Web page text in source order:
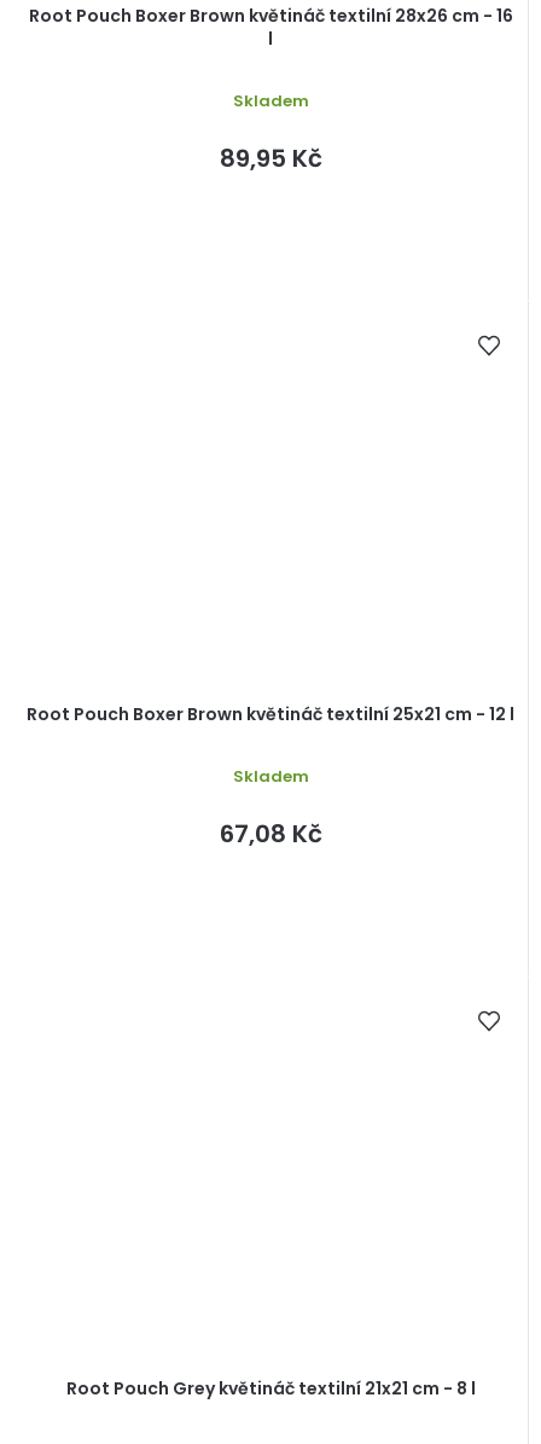
Root Pouch Boxer Brown květináč textilní 28x26 cm - 16
l
Skladem
89,95 Kč
Root Pouch Boxer Brown květináč textilní 25x21 cm - 12 l
Skladem
67,08 Kč
Root Pouch Grey květináč textilní 21x21 cm - 8 l